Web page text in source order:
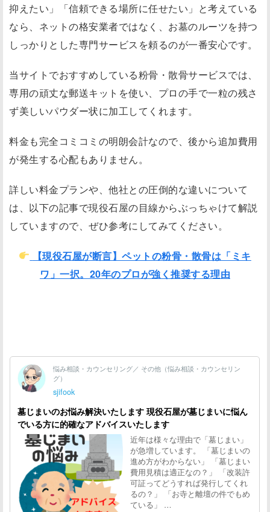
抑えたい」「信頼できる場所に任せたい」と考えている
なら、ネットの格安業者ではなく、お墓のルーツを持つ
しっかりとした専門サービスを頼るのが一番安心です。
当サイトでおすすめしている粉骨・散骨サービスでは、
専用の頑丈な郵送キットを使い、プロの手で一粒の残さ
ず美しいパウダー状に加工してくれます。
料金も完全コミコミの明朗会計なので、後から追加費用
が発生する心配もありません。
詳しい料金プランや、他社との圧倒的な違いについて
は、以下の記事で現役石屋の目線からぶっちゃけて解説
していますので、ぜひ参考にしてみてください。
【現役石屋が断言】ペットの粉骨・散骨は「ミキ
ワ」一択。20年のプロが強く推奨する理由